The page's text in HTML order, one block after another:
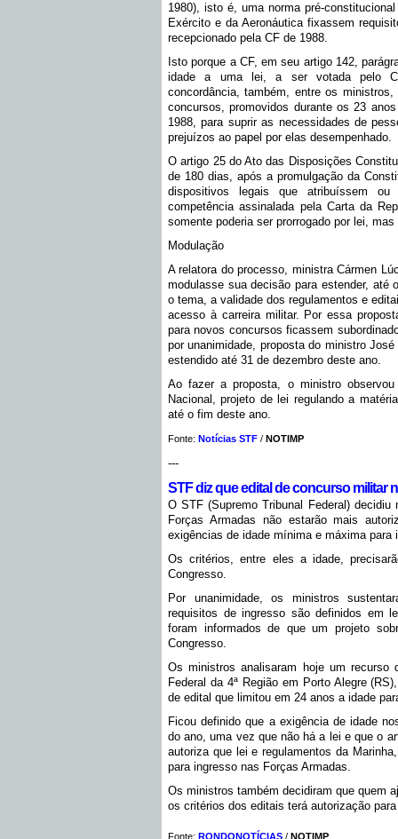
1980), isto é, uma norma pré-
Exército e da Aeronáutica fixassem
recepcionado pela CF de 1988.
Isto porque a CF, em seu artigo 142,
idade a uma lei, a ser votada pelo
concordância, também, entre os
concursos, promovidos durante os 23
1988, para suprir as necessidades de
prejuízos ao papel por elas desempenhado.
O artigo 25 do Ato das Disposições
de 180 dias, após a promulgação da
dispositivos legais que atribuíssem
competência assinalada pela Carta da
somente poderia ser prorrogado por lei,
Modulação
A relatora do processo, ministra Cármen
modulasse sua decisão para estender, até
o tema, a validade dos regulamentos e
acesso à carreira militar. Por essa
para novos concursos ficassem
por unanimidade, proposta do ministro
estendido até 31 de dezembro deste ano.
Ao fazer a proposta, o ministro
Nacional, projeto de lei regulando a
até o fim deste ano.
Fonte: Notícias STF / NOTIMP
---
STF diz que edital de concurso militar
O STF (Supremo Tribunal Federal)
Forças Armadas não estarão mais
exigências de idade mínima e máxima para
Os critérios, entre eles a idade,
Congresso.
Por unanimidade, os ministros
requisitos de ingresso são definidos em
foram informados de que um projeto
Congresso.
Os ministros analisaram hoje um recurso
Federal da 4ª Região em Porto Alegre
de edital que limitou em 24 anos a idade
Ficou definido que a exigência de idade
do ano, uma vez que não há a lei e que o
autoriza que lei e regulamentos da
para ingresso nas Forças Armadas.
Os ministros também decidiram que quem
os critérios dos editais terá autorização
Fonte: RONDONOTÍCIAS / NOTIMP